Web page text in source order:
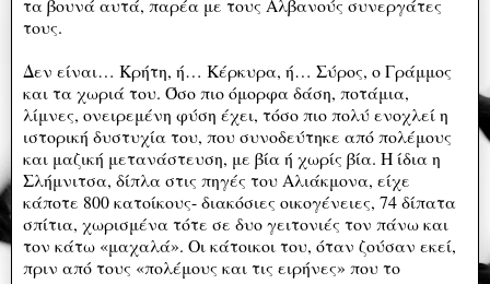
τα βουνά αυτά, παρέα με τους Αλβανούς συνεργάτες
τους.
Δεν είναι… Κρήτη, ή… Κέρκυρα, ή… Σύρος, ο Γράμμος
και τα χωριά του. Όσο πιο όμορφα δάση, ποτάμια,
λίμνες, ονειρεμένη φύση έχει, τόσο πιο πολύ ενοχλεί η
ιστορική δυστυχία του, που συνοδεύτηκε από πολέμους
και μαζική μετανάστευση, με βία ή χωρίς βία. Η ίδια η
Σλήμνιτσα, δίπλα στις πηγές του Αλιάκμονα, είχε
κάποτε 800 κατοίκους- διακόσιες οικογένειες, 74 δίπατα
σπίτια, χωρισμένα τότε σε δυο γειτονιές τον πάνω και
τον κάτω «μαχαλά». Οι κάτοικοι του, όταν ζούσαν εκεί,
πριν από τους «πολέμους και τις ειρήνες» που το